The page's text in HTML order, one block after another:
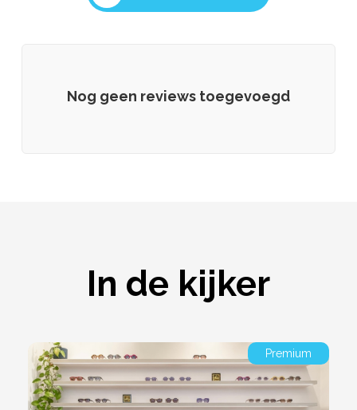
Nog geen reviews toegevoegd
In de kijker
Premium